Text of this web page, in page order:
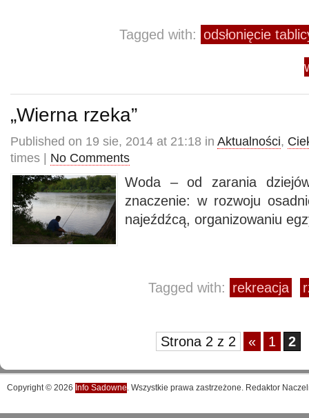
Tagged with: odsłonięcie
„Wierna rzeka”
Published on 19 sie, 2014 at 21:18 in Aktualności,
times | No Comments
Woda – od zarania
znaczenie: w rozwoju
najeźdźcą, organizowaniu
Tagged with: rekreacja
Strona 2 z 2 « 1 2
Copyright © 2026 Info Sadowne. Wszystkie prawa zastrzeżone. Redaktor